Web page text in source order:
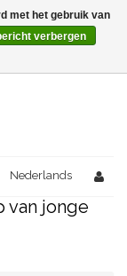
Nederlands
van jonge
met het gebruik van
verbergen